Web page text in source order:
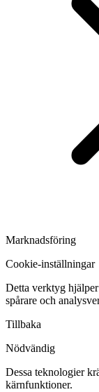
Marknadsföring
Cookie-inställningar
Detta verktyg
spårare och
Tillbaka
Nödvändig
Dessa teknologier
kärnfunktioner.